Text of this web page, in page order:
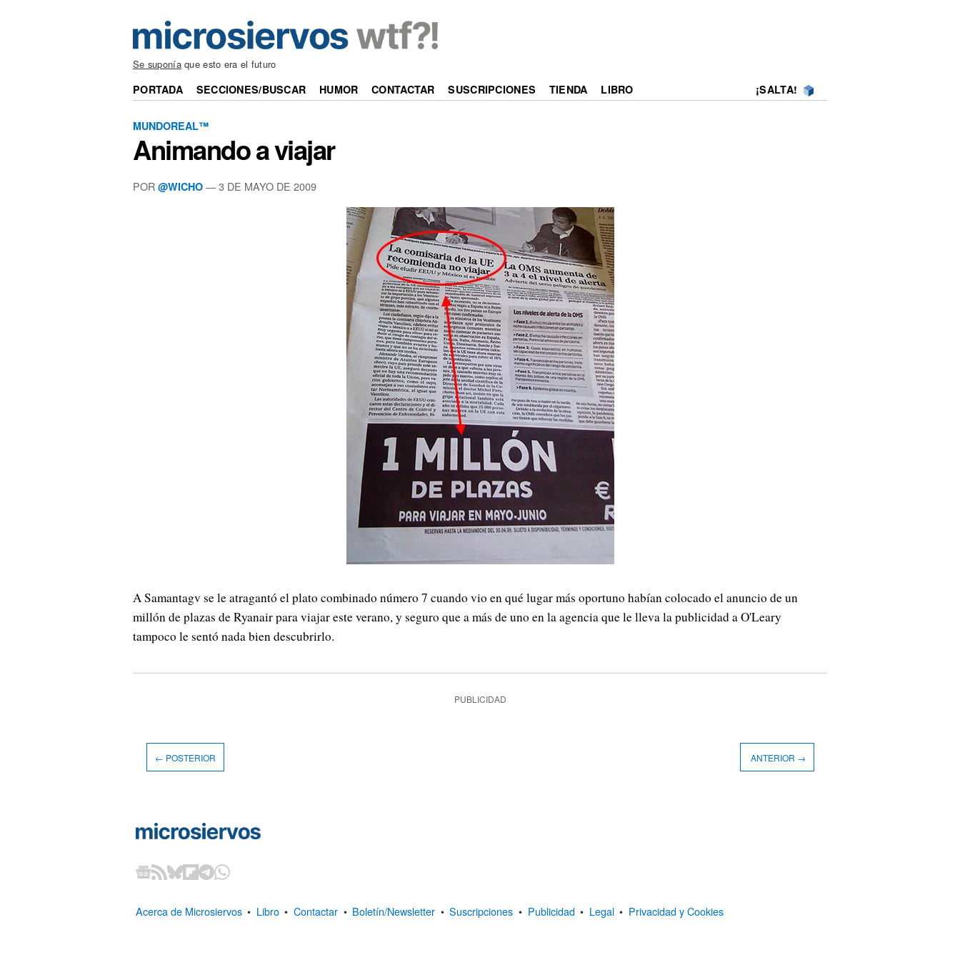
Se suponíaque esto era el futuro
PORTADA SECCIONES/BUSCAR HUMOR CONTACTAR SUSCRIPCIONES TIENDA LIBRO ¡SALTA!
MUNDOREAL™
Animando a viajar
POR @WICHO —3 DE MAYO DE 2009
A Samantagv se le atragantó el plato combinado número 7 cuando vio en qué lugar más oportuno habían colocado el anuncio de un
millón de plazas de Ryanair para viajar este verano, y seguro que a más de uno en la agencia que le lleva la publicidad a O'Leary
tampoco le sentó nada bien descubrirlo.
PUBLICIDAD
← POSTERIOR ANTERIOR →
Acerca de Microsiervos • Libro • Contactar • Boletín/Newsletter • Suscripciones • Publicidad • Legal • Privacidad y Cookies